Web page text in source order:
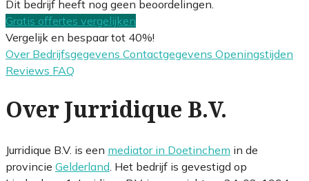
Dit bedrijf heeft nog geen beoordelingen.
Gratis offertes vergelijken
Vergelijk en bespaar tot 40%!
Over Bedrijfsgegevens Contactgegevens Openingstijden
Reviews FAQ
Over Jurridique B.V.
Jurridique B.V. is een mediator in Doetinchem in de
provincie Gelderland . Het bedrijf is gevestigd op